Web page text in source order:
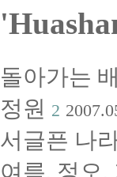
돌아가는
정원 2
서글픈 나
여름, 정오,